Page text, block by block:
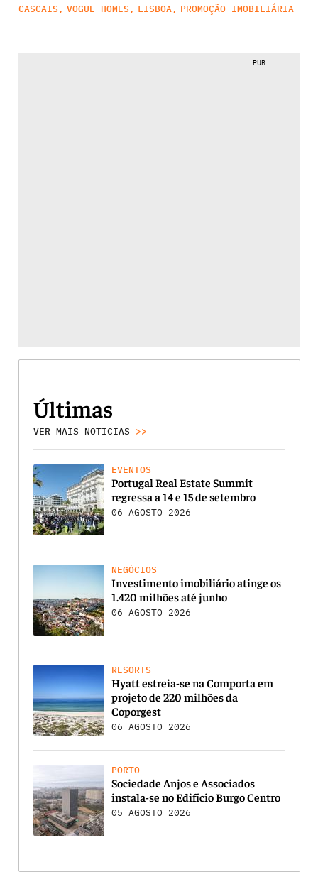
CASCAIS , VOGUE HOMES , LISBOA, PROMOÇÃO IMOBILIÁRIA
PUB
Últimas
VER MAIS NOTICIAS >>
EVENTOS
Portugal Real Estate Summit
regressa a 14 e 15 de setembro
06 AGOSTO 2026
NEGÓCIOS
Investimento imobiliário atinge os
1.420 milhões até junho
06 AGOSTO 2026
RESORTS
Hyatt estreia-se na Comporta em
projeto de 220 milhões da
Coporgest
06 AGOSTO 2026
PORTO
Sociedade Anjos e Associados
instala-se no Edifício Burgo Centro
05 AGOSTO 2026